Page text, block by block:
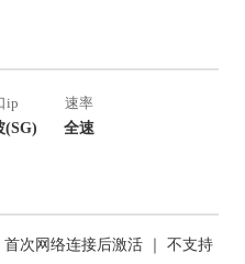
ip
(SG)
速率
全速
次网络连接后激活 ｜ 不支持